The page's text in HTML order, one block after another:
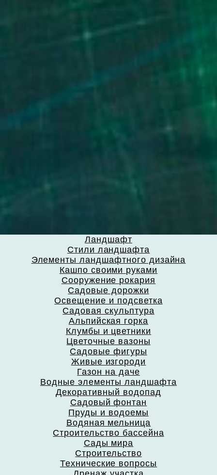
Ландшафт
Стили ландшафта
Элементы ландшафтного дизайна
Кашпо своими руками
Сооружение рокария
Садовые дорожки
Освещение и подсветка
Садовая скульптура
Альпийская горка
Клумбы и цветники
Цветочные вазоны
Садовые фигуры
Живые изгороди
Газон на даче
Водные элементы ландшафта
Декоративный водопад
Садовый фонтан
Пруды и водоемы
Водяная мельница
Строительство бассейна
Сады мира
Строительство
Технические вопросы